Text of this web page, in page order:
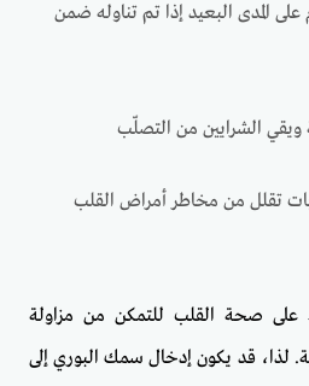
المدى البعيد إذا تم تناوله ضمن
ويقي الشرايين من التصلّب
تقلل من مخاطر أمراض القلب
صحة القلب للتمكن من مزاولة
لذا، قد يكون إدخال سمك البوري إلى